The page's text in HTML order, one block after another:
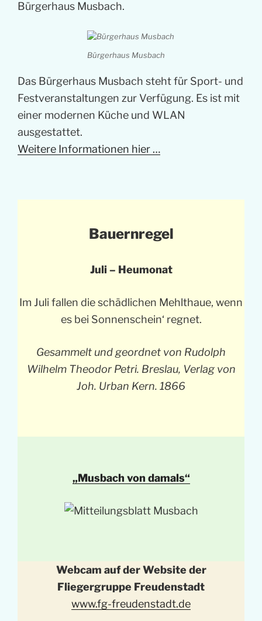
Bürgerhaus Musbach.
Bürgerhaus Musbach
Das Bürgerhaus Musbach steht für Sport- und
Festveranstaltungen zur Verfügung. Es ist mit
einer modernen Küche und WLAN
ausgestattet.
Weitere Informationen hier …
Bauernregel
Juli – Heumonat
Im Juli fallen die schädlichen Mehlthaue, wenn
es bei Sonnenschein‘ regnet.
Gesammelt und geordnet von Rudolph
Wilhelm Theodor Petri. Breslau, Verlag von
Joh. Urban Kern. 1866
„Musbach von damals“
Webcam auf der Website der
Fliegergruppe Freudenstadt
www.fg-freudenstadt.de